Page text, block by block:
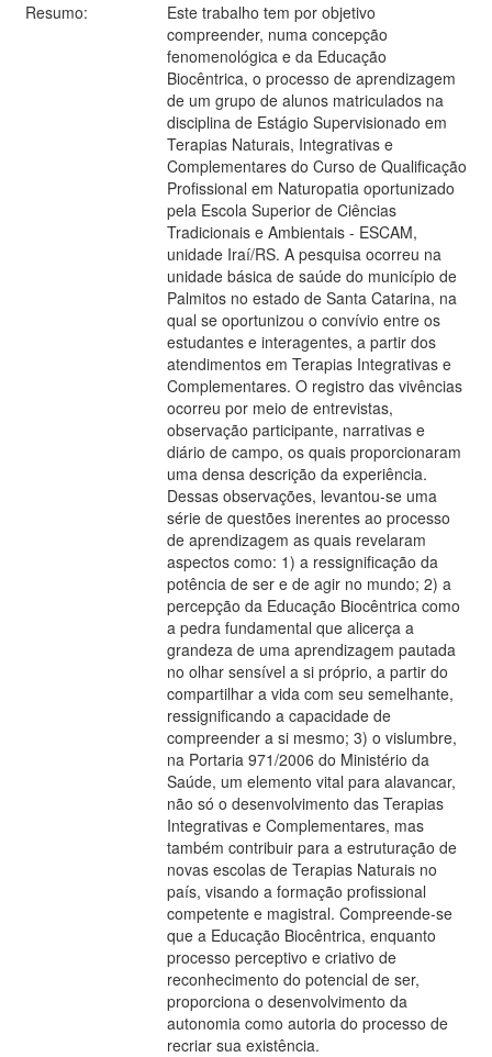
Resumo:
Este trabalho tem por objetivo
compreender, numa concepção
fenomenológica e da Educação
Biocêntrica, o processo de aprendizagem
de um grupo de alunos matriculados na
disciplina de Estágio Supervisionado em
Terapias Naturais, Integrativas e
Complementares do Curso de Qualificação
Profissional em Naturopatia oportunizado
pela Escola Superior de Ciências
Tradicionais e Ambientais - ESCAM,
unidade Iraí/RS. A pesquisa ocorreu na
unidade básica de saúde do município de
Palmitos no estado de Santa Catarina, na
qual se oportunizou o convívio entre os
estudantes e interagentes, a partir dos
atendimentos em Terapias Integrativas e
Complementares. O registro das vivências
ocorreu por meio de entrevistas,
observação participante, narrativas e
diário de campo, os quais proporcionaram
uma densa descrição da experiência.
Dessas observações, levantou-se uma
série de questões inerentes ao processo
de aprendizagem as quais revelaram
aspectos como: 1) a ressignificação da
potência de ser e de agir no mundo; 2) a
percepção da Educação Biocêntrica como
a pedra fundamental que alicerça a
grandeza de uma aprendizagem pautada
no olhar sensível a si próprio, a partir do
compartilhar a vida com seu semelhante,
ressignificando a capacidade de
compreender a si mesmo; 3) o vislumbre,
na Portaria 971/2006 do Ministério da
Saúde, um elemento vital para alavancar,
não só o desenvolvimento das Terapias
Integrativas e Complementares, mas
também contribuir para a estruturação de
novas escolas de Terapias Naturais no
país, visando a formação profissional
competente e magistral. Compreende-se
que a Educação Biocêntrica, enquanto
processo perceptivo e criativo de
reconhecimento do potencial de ser,
proporciona o desenvolvimento da
autonomia como autoria do processo de
recriar sua existência.